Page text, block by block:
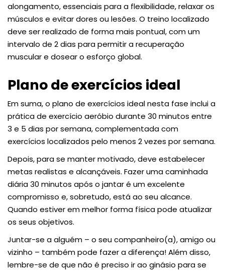
alongamento, essenciais para a flexibilidade, relaxar os
músculos e evitar dores ou lesões. O treino localizado
deve ser realizado de forma mais pontual, com um
intervalo de 2 dias para permitir a recuperação
muscular e dosear o esforço global.
Plano de exercícios ideal
Em suma, o plano de exercícios ideal nesta fase inclui a
prática de exercício aeróbio durante 30 minutos entre
3 e 5 dias por semana, complementada com
exercícios localizados pelo menos 2 vezes por semana.
Depois, para se manter motivado, deve estabelecer
metas realistas e alcançáveis. Fazer uma caminhada
diária 30 minutos após o jantar é um excelente
compromisso e, sobretudo, está ao seu alcance.
Quando estiver em melhor forma física pode atualizar
os seus objetivos.
Juntar-se a alguém – o seu companheiro(a), amigo ou
vizinho – também pode fazer a diferença! Além disso,
lembre-se de que não é preciso ir ao ginásio para se